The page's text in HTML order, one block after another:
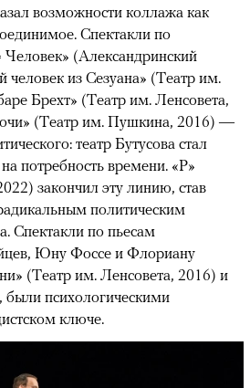
возможности коллажа как
Спектакли по
(Александринский
человек из Сезуана» (Театр им.
Брехт» (Театр им. Ленсовета,
(Театр им. Пушкина, 2016) —
театр Бутусова стал
потребность времени. «Р»
закончил эту линию, став
политическим
Спектакли по пьесам
Юну Фоссе и Флориану
(Театр им. Ленсовета, 2016) и
психологическими
ключе.